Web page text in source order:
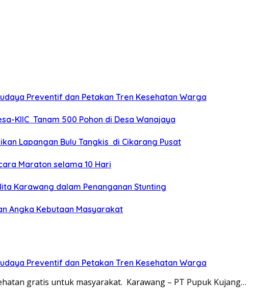
Preventif dan Petakan Tren Kesehatan Warga
KIIC Tanam 500 Pohon di Desa Wanajaya
Lapangan Bulu Tangkis di Cikarang Pusat
Maraton selama 10 Hari
Karawang dalam Penanganan Stunting
Angka Kebutaan Masyarakat
Preventif dan Petakan Tren Kesehatan Warga
gratis untuk masyarakat. Karawang – PT Pupuk Kujang…